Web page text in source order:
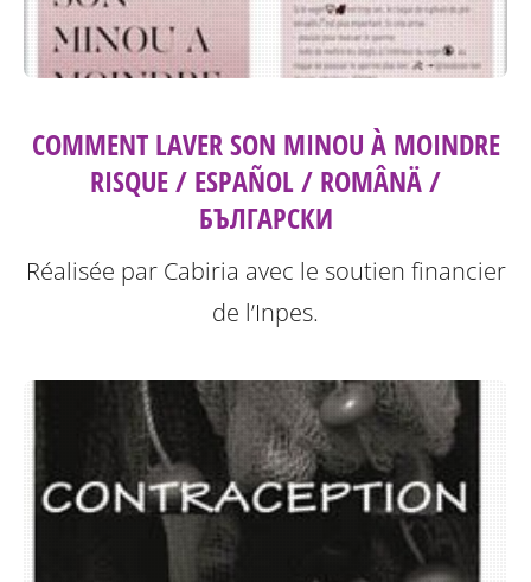
COMMENT LAVER SON MINOU À MOINDRE
RISQUE / ESPAÑOL / ROMÂNÄ /
БЪЛГАРСКИ
Réalisée par Cabiria avec le soutien financier
de l’Inpes.